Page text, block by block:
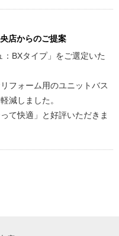
店からのご提案
BXタイプ」をご選定いた
フォーム用のユニットバス
減しました。
て快適」と好評いただきま